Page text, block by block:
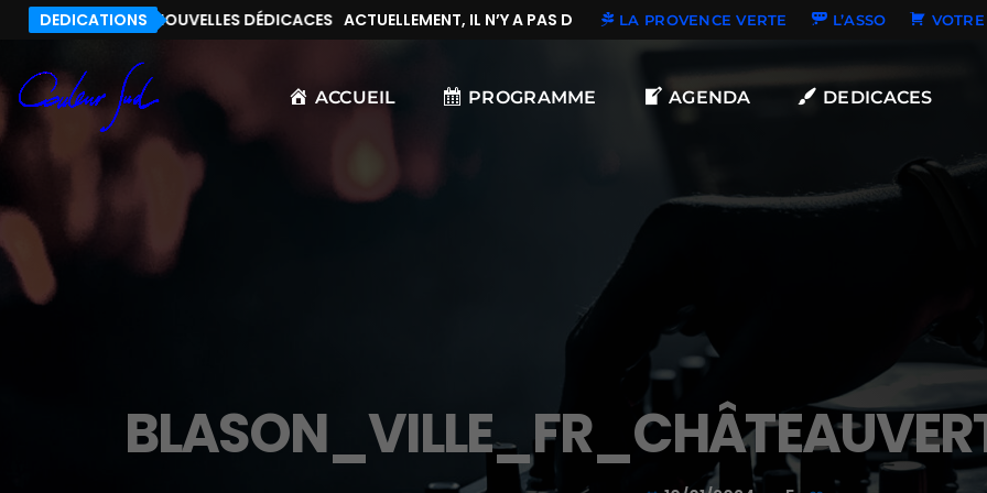
DEDICATIONS
IL N’Y A PAS DE NOUVELLES DÉDICACES ACTUELLEMENT, IL N’Y A PAS DE NOUVELLES DÉDICACES
LA PROVENCE VERTE L’ASSO
ACCUEIL PROGRAMME AGENDA DEDICACES